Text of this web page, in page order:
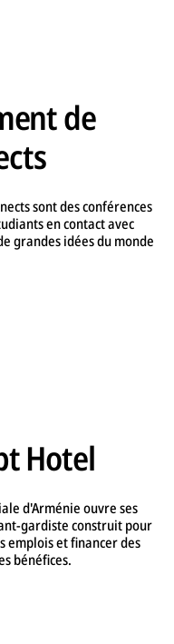
de
sont des conférences
en contact avec
grandes idées du monde
Hotel
d'Arménie ouvre ses
gardiste construit pour
emplois et financer des
bénéfices.